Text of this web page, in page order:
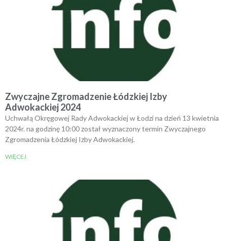
Zwyczajne Zgromadzenie Łódzkiej Izby
Adwokackiej 2024
Uchwałą Okręgowej Rady Adwokackiej w Łodzi na dzień 13 kwietnia
2024r. na godzinę 10:00 został wyznaczony termin Zwyczajnego
Zgromadzenia Łódzkiej Izby Adwokackiej.
WIĘCEJ